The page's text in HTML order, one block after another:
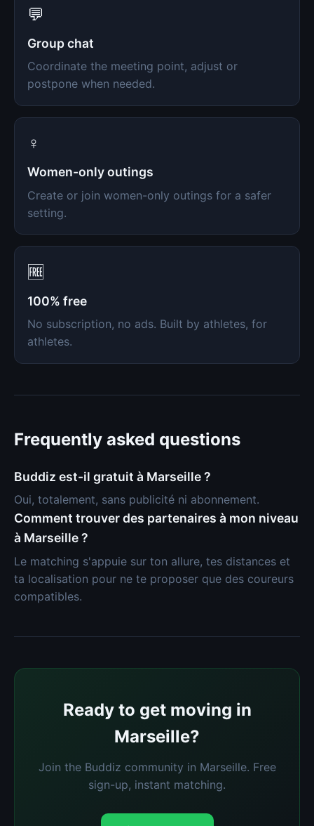
💬
Group chat
Coordinate the meeting point, adjust or
postpone when needed.
♀️
Women-only outings
Create or join women-only outings for a safer
setting.
🆓
100% free
No subscription, no ads. Built by athletes, for
athletes.
Frequently asked questions
Buddiz est-il gratuit à Marseille ?
Oui, totalement, sans publicité ni abonnement.
Comment trouver des partenaires à mon niveau
à Marseille ?
Le matching s'appuie sur ton allure, tes distances et
ta localisation pour ne te proposer que des coureurs
compatibles.
Ready to get moving in
Marseille?
Join the Buddiz community in Marseille. Free
sign-up, instant matching.